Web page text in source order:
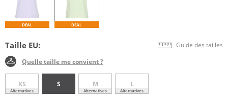
DEAL DEAL
Taille EU: Guide des tailles
Quelle taille me convient ?
XS
Alternatives
S M
Alternatives
L
Alternatives